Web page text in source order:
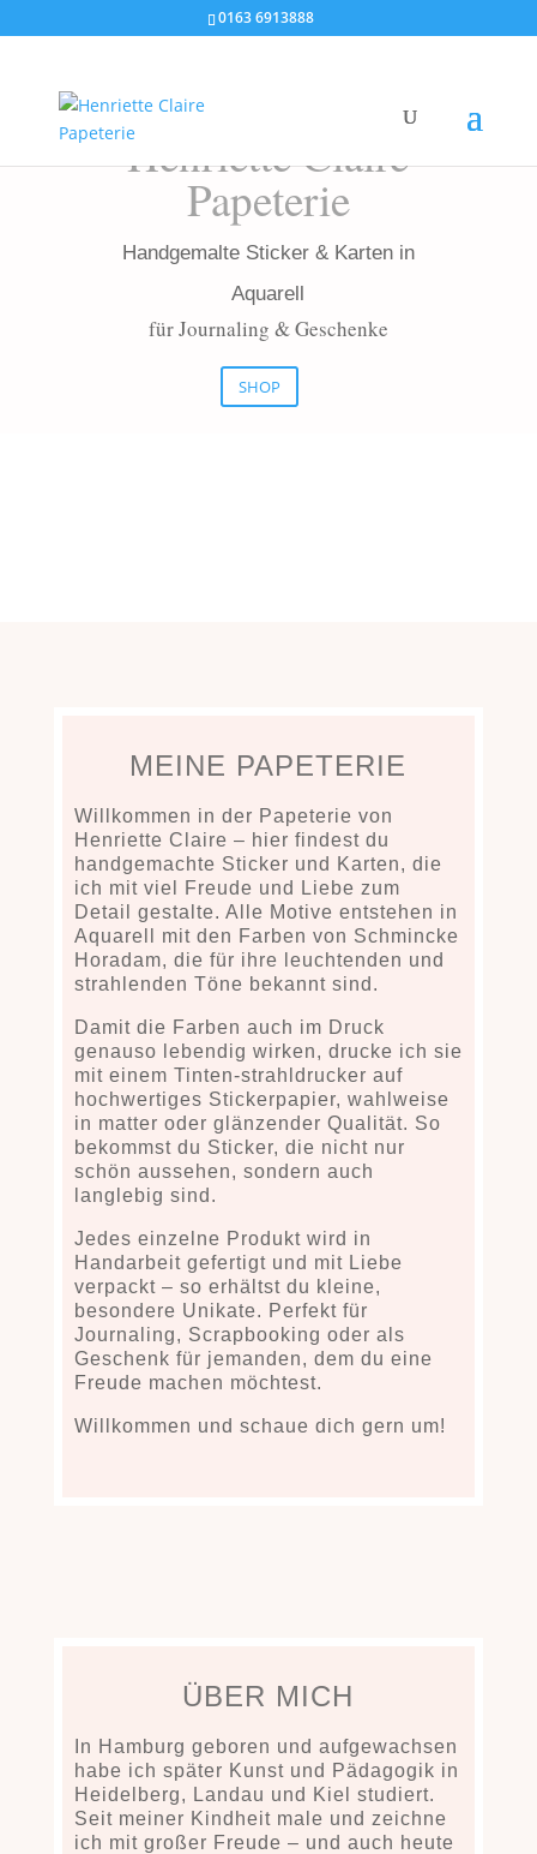
0163 6913888
Henriette Claire
Papeterie
Handgemalte Sticker & Karten in
Aquarell
für Journaling & Geschenke
SHOP
MEINE PAPETERIE
Willkommen in der Papeterie von
Henriette Claire – hier findest du
handgemachte Sticker und Karten, die
ich mit viel Freude und Liebe zum
Detail gestalte. Alle Motive entstehen in
Aquarell mit den Farben von Schmincke
Horadam, die für ihre leuchtenden und
strahlenden Töne bekannt sind.
Damit die Farben auch im Druck
genauso lebendig wirken, drucke ich sie
mit einem Tinten-strahldrucker auf
hochwertiges Stickerpapier, wahlweise
in matter oder glänzender Qualität. So
bekommst du Sticker, die nicht nur
schön aussehen, sondern auch
langlebig sind.
Jedes einzelne Produkt wird in
Handarbeit gefertigtund mit Liebe
verpackt– so erhältst du kleine,
besondere Unikate. Perfekt für
Journaling, Scrapbooking oder als
Geschenk für jemanden, dem du eine
Freude machen möchtest.
Willkommen und schaue dich gern um!
ÜBER MICH
In Hamburg geboren und aufgewachsen
habe ich später Kunst und Pädagogik in
Heidelberg, Landau und Kiel studiert.
Seit meiner Kindheit male und zeichne
ich mit großer Freude – und auch heute